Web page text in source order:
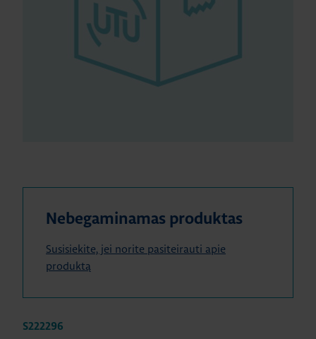
Nebegaminamas produktas
Susisiekite, jei norite pasiteirauti apie
produktą
S222296